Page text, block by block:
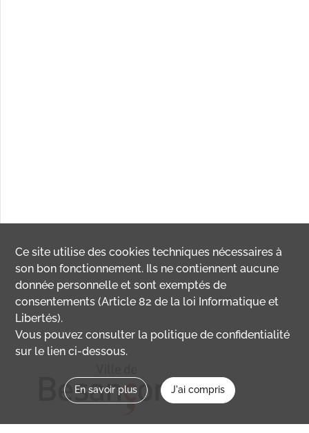
Ce site utilise descookies techniques nécessaires à
son bon fonctionnement. Ils ne contiennent aucune
donnée personnelle et sont exemptés de
consentements (Article 82 de la loi Informatique et
Libertés).
Vous pouvez consulter la politique de confidentialité
sur le lien ci-dessous.
En savoir plus J'ai compris